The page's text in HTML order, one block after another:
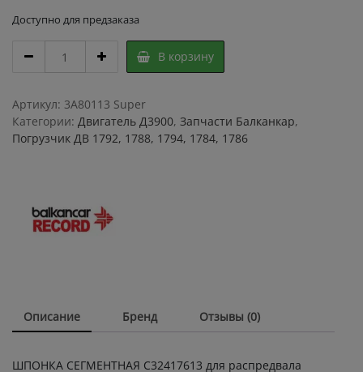
Доступно для предзаказа
СЕГМЕНТНАЯ
для
распредвала
Д3900
quantity
В корзину
Артикул: 3A80113 Super
Категории: Двигатель Д3900, Запчасти Балканкар,
Погрузчик ДВ 1792, 1788, 1794, 1784, 1786
Описание Бренд Отзывы (0)
ШПОНКА СЕГМЕНТНАЯ С32417613 для распредвала